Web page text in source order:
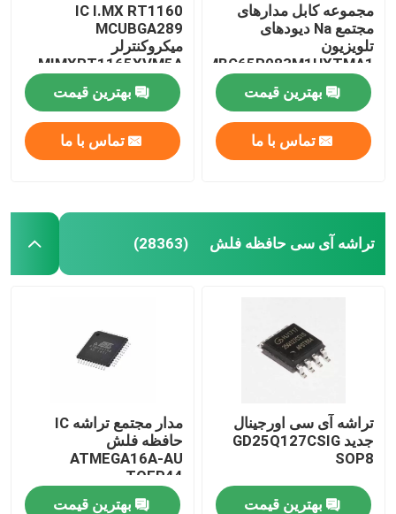
مجموعه کابل مدارهای
مجتمع Na دیودهای
تلویزیون
IMBG65R083M1HXTMA1
بهترین قیمت
تماس با ما
IC I.MX RT1160
MCUBGA289
میکروکنترلر
MIMXRT1165XVM5A
بهترین قیمت
تماس با ما
تراشه آی سی حافظه فلش (28363)
تراشه آی سی اورجینال
جدید GD25Q127CSIG
SOP8
بهترین قیمت
مدار مجتمع تراشه IC
حافظه فلش
ATMEGA16A-AU
TQFP44
بهترین قیمت